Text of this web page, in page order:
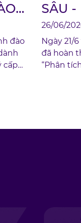
đào
cấp
SÂU -
26/06/
Ngày 21/
đã hoàn
“Phân